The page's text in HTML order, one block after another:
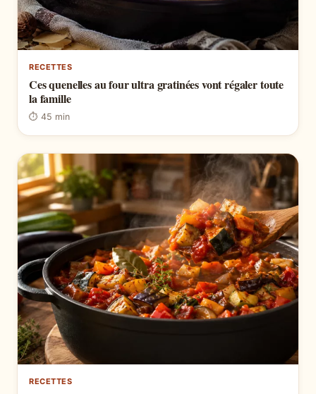
RECETTES
Ces quenelles au four ultra gratinées vont régaler toute
la famille
⏱ 45 min
RECETTES